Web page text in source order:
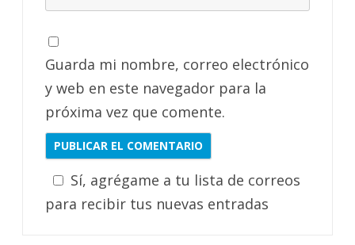
Guarda mi nombre, correo electrónico
y web en este navegador para la
próxima vez que comente.
Sí, agrégame a tu lista de correos
para recibir tus nuevas entradas